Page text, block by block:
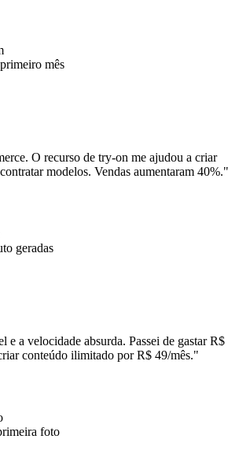
mês
O recurso de try-on me ajudou a criar
modelos. Vendas aumentaram 40%."
geradas
e a velocidade absurda. Passei de gastar R$
conteúdo ilimitado por R$ 49/mês."
foto